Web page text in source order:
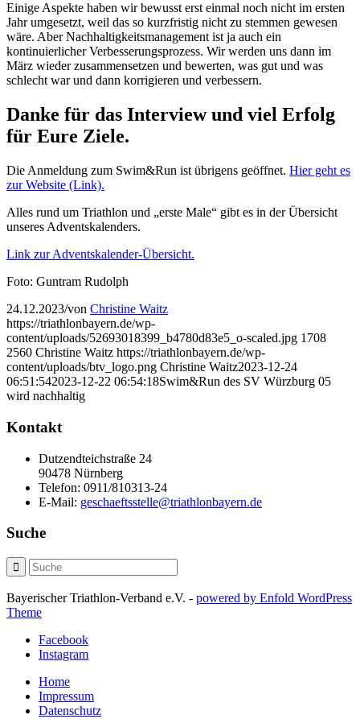
Einige Aspekte haben wir bewusst erst einmal noch nicht im ersten
Jahr umgesetzt, weil das so kurzfristig nicht zu stemmen gewesen
wäre. Aber Nachhaltigkeitsmanagement ist ja auch ein
kontinuierlicher Verbesserungsprozess. Wir werden uns dann im
März wieder zusammensetzen und bewerten, was gut und was
schlecht war und dann korrigieren und verbessern.
Danke für das Interview und viel Erfolg
für Eure Ziele.
Die Anmeldung zum Swim&Run ist übrigens geöffnet. Hier geht es
zur Website (Link).
Alles rund um Triathlon und „erste Male“ gibt es in der Übersicht
unseres Adventskalenders.
Link zur Adventskalender-Übersicht.
Foto: Guntram Rudolph
24.12.2023/von Christine Waitz
https://triathlonbayern.de/wp-
content/uploads/52693018399_b4780d83e5_o-scaled.jpg 1708
2560 Christine Waitz https://triathlonbayern.de/wp-
content/uploads/btv_logo.png Christine Waitz2023-12-24
06:51:542023-12-22 06:54:18Swim&Run des SV Würzburg 05
wird nachhaltig
Kontakt
Dutzendteichstraße 24
90478 Nürnberg
Telefon: 0911/810313-24
E-Mail: geschaeftsstelle@triathlonbayern.de
Suche
Bayerischer Triathlon-Verband e.V. - powered by Enfold WordPress
Theme
Facebook
Instagram
Home
Impressum
Datenschutz